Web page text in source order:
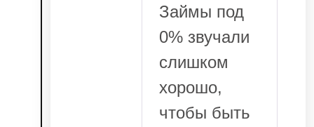
Займы под
0% звучали
слишком
хорошо,
чтобы быть